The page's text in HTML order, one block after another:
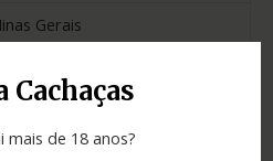
Cachaças
mais de 18 anos?
Gerais